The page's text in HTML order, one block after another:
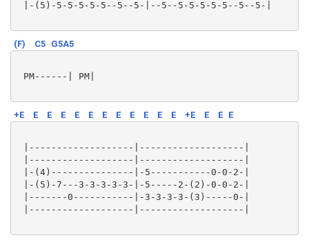
|-(5)-5-5-5-5-5--5--5-|--5--5-5-5-5-5--5--5-|
(F) C5 G5A5
PM------| PM|
+E E E E E E E E E E E E +E E E E
|-------------------|-------------------|
|-------------------|-------------------|
|-(4)---------------|-5-----------0-0-2-|
|-(5)-7---3-3-3-3-3-|-5-----2-(2)-0-0-2-|
|-------0-----------|-3-3-3-3-(3)-----0-|
|-------------------|-------------------|